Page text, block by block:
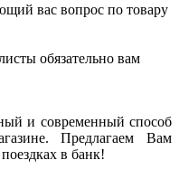
вас вопрос по товару
обязательно вам
и современный способ
Предлагаем Вам
в банк!